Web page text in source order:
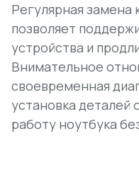
Регулярная
позволяет
устройства и
Внимательное
своевременная
установка
работу ноутбука